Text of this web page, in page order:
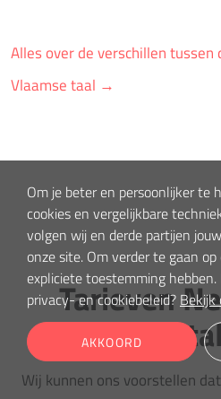
Alles over de verschillen tussen
Vlaamse taal →
Tarieven
Wij kunnen ons voorstellen
Om je beter en persoonlijker te
cookies en vergelijkbare
volgen wij en derde partijen
onze site. Om verder te gaan
expliciete toestemming
privacy- en cookiebeleid? Bekijk
AKKOORD